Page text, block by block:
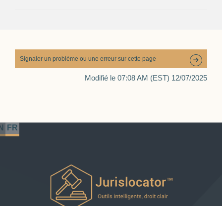
FR
Signaler un problème ou une erreur sur cette page
Modifié le 07:08 AM (EST) 12/07/2025